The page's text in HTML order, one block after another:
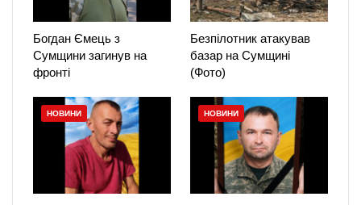
Богдан Ємець з
Сумщини загинув на
фронті
Безпілотник атакував
базар на Сумщині
(Фото)
НОВИНИ НОВИНИ